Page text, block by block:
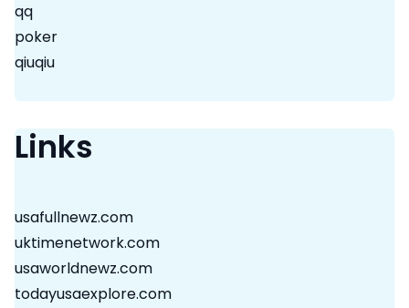
qq
poker
qiuqiu
Links
usafullnewz.com
uktimenetwork.com
usaworldnewz.com
todayusaexplore.com